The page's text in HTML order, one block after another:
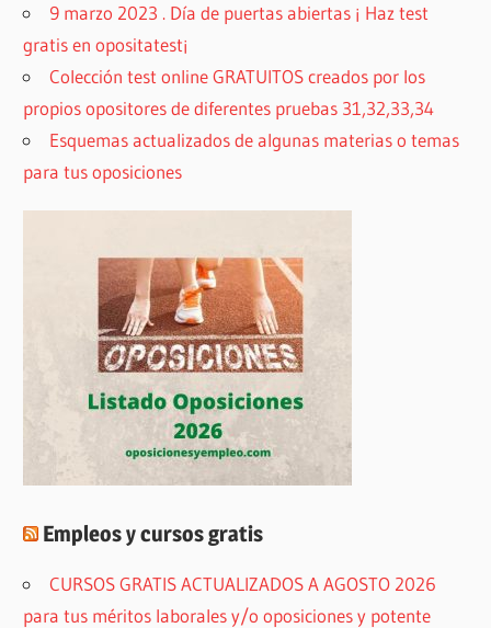
9 marzo 2023 . Día de puertas abiertas ¡ Haz test
gratis en opositatest¡
Colección test online GRATUITOS creados por los
propios opositores de diferentes pruebas 31,32,33,34
Esquemas actualizados de algunas materias o temas
para tus oposiciones
Empleos y cursos gratis
CURSOS GRATIS ACTUALIZADOS A AGOSTO 2026
para tus méritos laborales y/o oposiciones y potente